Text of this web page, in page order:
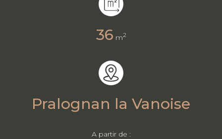
36 m2
Pralognan la Vanoise
A partir de :